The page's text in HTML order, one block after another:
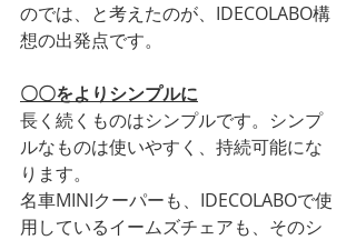
のでは、と考えたのが、IDECOLABO構
想の出発点です。
〇〇をよりシンプルに
長く続くものはシンプルです。シンプ
ルなものは使いやすく、持続可能にな
ります。
名車MINIクーパーも、IDECOLABOで使
用しているイームズチェアも、そのシ